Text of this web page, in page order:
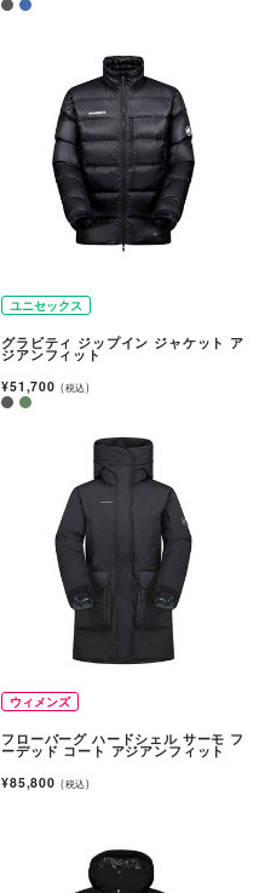
ユニセックス
グラビティ ジップイン ジャケット ア
ジアンフィット
¥51,700 (税込)
ウィメンズ
フローバーグ ハードシェル サーモ フ
ーデッド コート アジアンフィット
¥85,800 (税込)